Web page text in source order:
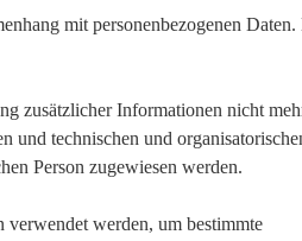
mit personenbezogenen Daten.
zusätzlicher Informationen nicht
und technischen und
Person zugewiesen werden.
verwendet werden, um bestimmte